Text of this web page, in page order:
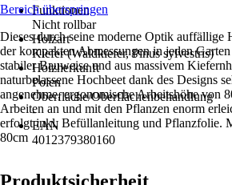
Funktionen
Nicht rollbar
Holzart
Kiefer (Waldkiefer, Pinus sylvestris)
Holzherkunft
Polen
Oberfläche/Oberflächenbehandlung
-
EAN
4012379380160
Bereich überspringen
Dieses durch seine moderne Optik auffällige
der kompakten Abmessungen in jeden
stabiler Bauweise und aus massivem
naturbelassene Hochbeet dank des Designs
angenehme, ergonomische Arbeitshöhe von
Arbeiten an und mit den Pflanzen enorm
erfolgt inkl. Befüllanleitung und Pflanzfolie.
80cm